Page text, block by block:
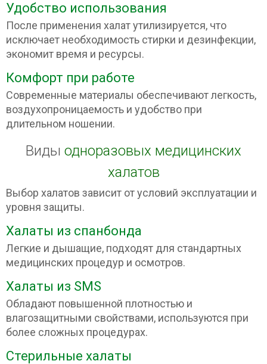
Удобство использования
После применения халат утилизируется, что
исключает необходимость стирки и дезинфекции,
экономит время и ресурсы.
Комфорт при работе
Современные материалы обеспечивают легкость,
воздухопроницаемость и удобство при
длительном ношении.
Виды одноразовых медицинских
халатов
Выбор халатов зависит от условий эксплуатации и
уровня защиты.
Халаты из спанбонда
Легкие и дышащие, подходят для стандартных
медицинских процедур и осмотров.
Халаты из SMS
Обладают повышенной плотностью и
влагозащитными свойствами, используются при
более сложных процедурах.
Стерильные халаты